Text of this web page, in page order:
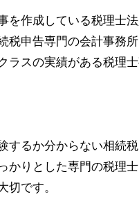
を作成している税理士
税申告専門の会計事務
ラスの実績がある税理
するか分からない相続
かりとした専門の税理
切です。